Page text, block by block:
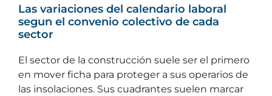
Las variaciones del calendario laboral
segun el convenio colectivo de cada
sector
El sector de la construcción suele ser el primero
en mover ficha para proteger a sus operarios de
las insolaciones. Sus cuadrantes suelen marcar